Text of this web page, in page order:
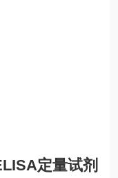
定量试剂